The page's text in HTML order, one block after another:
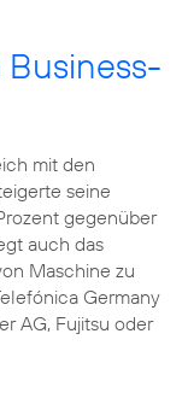
mit den
seine
gegenüber
auch das
Maschine zu
Germany
AG, Fujitsu oder